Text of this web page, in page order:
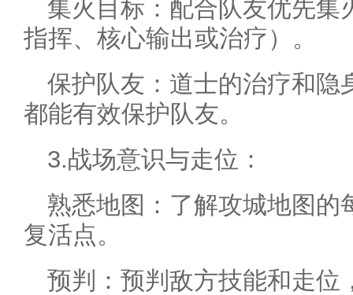
集火目标：配合队友优先集
指挥、核心输出或治疗）。
保护队友：道士的治疗和隐
都能有效保护队友。
3.战场意识与走位：
熟悉地图：了解攻城地图的
复活点。
预判：预判敌方技能和走位